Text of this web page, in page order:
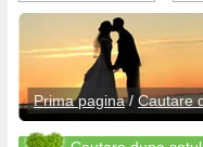
Prima pagina/ Cautare